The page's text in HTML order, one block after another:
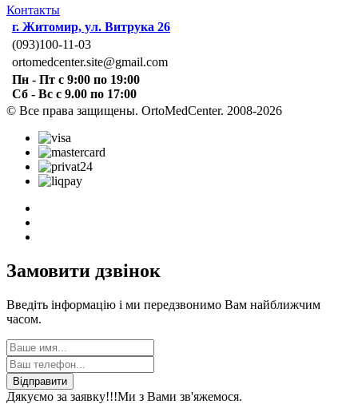
Контакты
г. Житомир, ул. Витрука 26
(093)100-11-03
ortomedcenter.site@gmail.com
Пн - Пт с 9:00 по 19:00
Сб - Вс с 9.00 по 17:00
© Все права защищены. OrtoMedCenter. 2008-2026
Замовити дзвінок
Введіть інформацію і ми передзвонимо Вам найближчим
часом.
Відправити
Дякуємо за заявку!!!Ми з Вами зв'яжемося.